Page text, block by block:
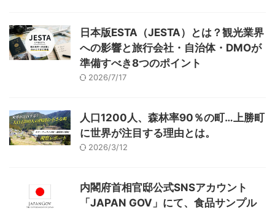
日本版ESTA（JESTA）とは？観光業界
への影響と旅行会社・自治体・DMOが
準備すべき8つのポイント
2026/7/17
人口1200人、森林率90％の町…上勝町
に世界が注目する理由とは。
2026/3/12
内閣府首相官邸公式SNSアカウント
「JAPAN GOV」にて、食品サンプル